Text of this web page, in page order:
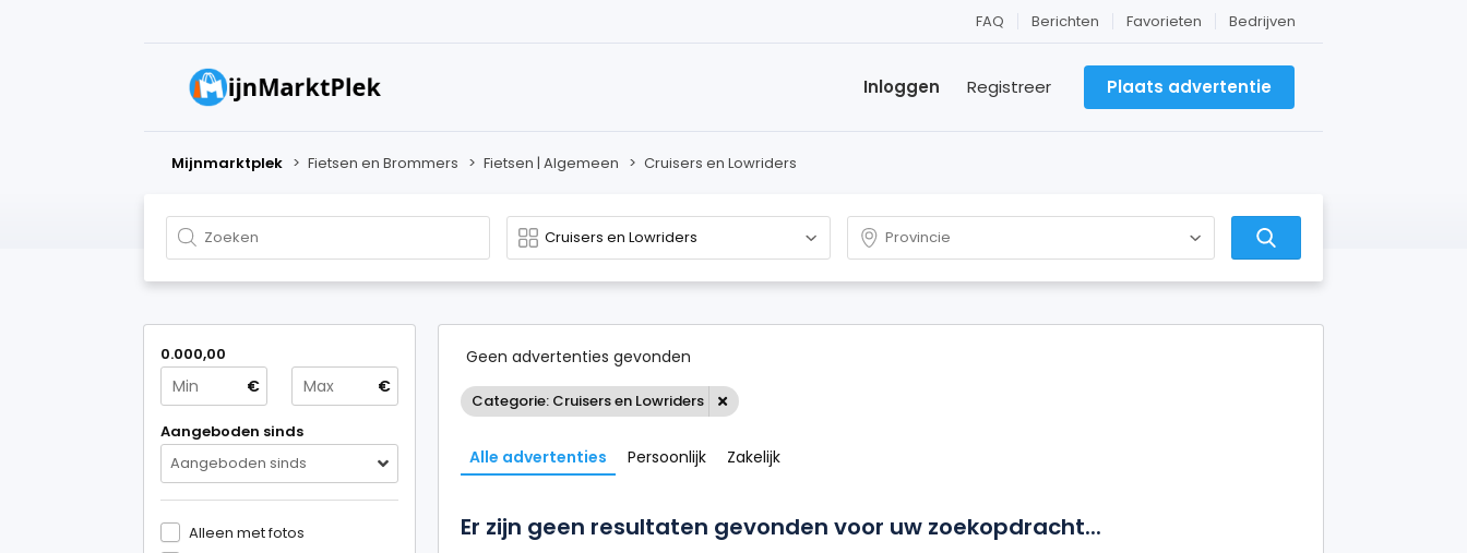
Bedrijven
Favorieten
Berichten
FAQ
Plaats advertentie
Registreer
Inloggen
Mijnmarktplek > Fietsen en Brommers > Fietsen | Algemeen > Cruisers en Lowriders
0.000,00
€ €
Aangeboden sinds
Aangeboden sinds
Alleen met fotos
Geen advertenties gevonden
Categorie: Cruisers en Lowriders
Alle advertenties Persoonlijk Zakelijk
Er zijn geen resultaten gevonden voor uw zoekopdracht...